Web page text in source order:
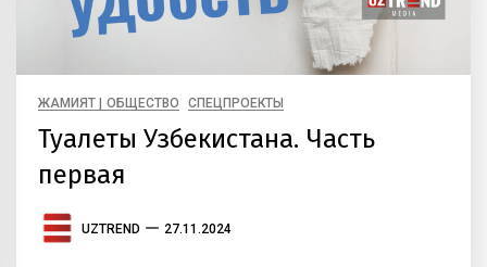
ЖАМИЯТ | ОБЩЕСТВО СПЕЦПРОЕКТЫ
Туалеты Узбекистана. Часть
первая
UZTREND 27.11.2024